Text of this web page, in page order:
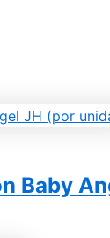
Baby